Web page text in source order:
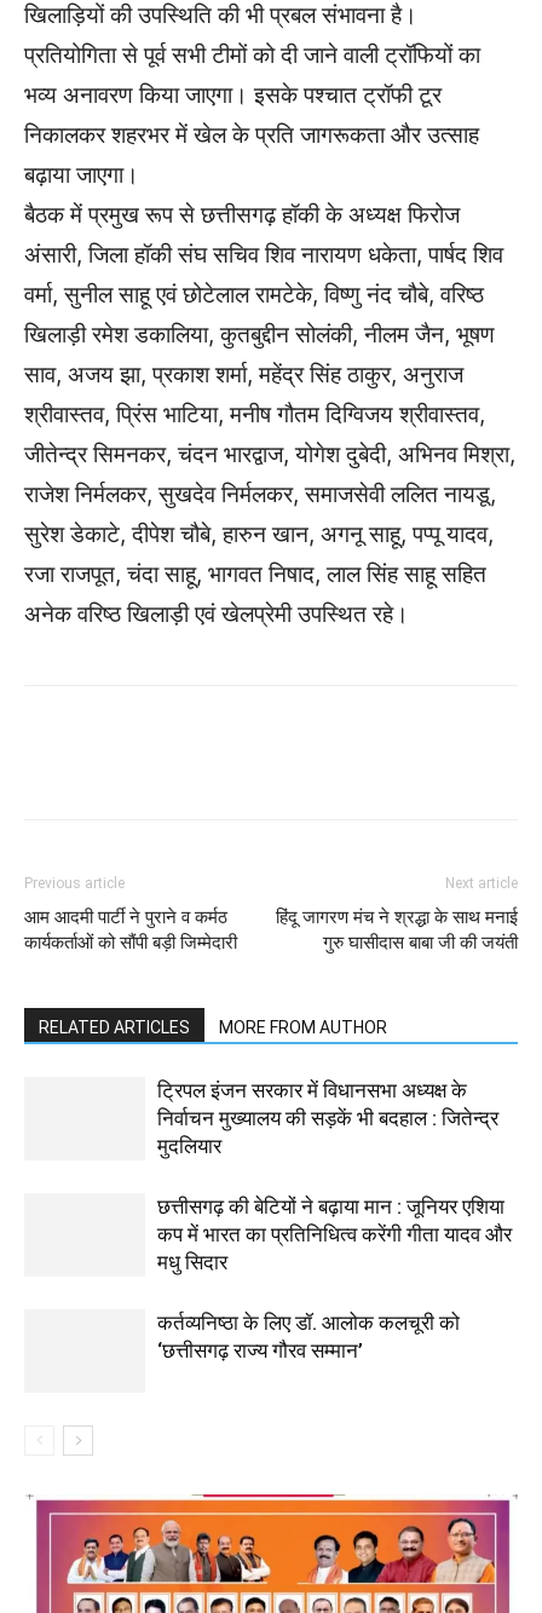
खिलाड़ियों की उपस्थिति की भी प्रबल संभावना है।
प्रतियोगिता से पूर्व सभी टीमों को दी जाने वाली ट्रॉफियों का
भव्य अनावरण किया जाएगा। इसके पश्चात ट्रॉफी टूर
निकालकर शहरभर में खेल के प्रति जागरूकता और उत्साह
बढ़ाया जाएगा।
बैठक में प्रमुख रूप से छत्तीसगढ़ हॉकी के अध्यक्ष फिरोज
अंसारी, जिला हॉकी संघ सचिव शिव नारायण धकेता, पार्षद शिव
वर्मा, सुनील साहू एवं छोटेलाल रामटेके, विष्णु नंद चौबे, वरिष्ठ
खिलाड़ी रमेश डकालिया, कुतबुद्दीन सोलंकी, नीलम जैन, भूषण
साव, अजय झा, प्रकाश शर्मा, महेंद्र सिंह ठाकुर, अनुराज
श्रीवास्तव, प्रिंस भाटिया, मनीष गौतम दिग्विजय श्रीवास्तव,
जीतेन्द्र सिमनकर, चंदन भारद्वाज, योगेश दुबेदी, अभिनव मिश्रा,
राजेश निर्मलकर, सुखदेव निर्मलकर, समाजसेवी ललित नायडू,
सुरेश डेकाटे, दीपेश चौबे, हारुन खान, अगनू साहू, पप्पू यादव,
रजा राजपूत, चंदा साहू, भागवत निषाद, लाल सिंह साहू सहित
अनेक वरिष्ठ खिलाड़ी एवं खेलप्रेमी उपस्थित रहे।
Previous article
आम आदमी पार्टी ने पुराने व कर्मठ
कार्यकर्ताओं को सौंपी बड़ी जिम्मेदारी
Next article
हिंदू जागरण मंच ने श्रद्धा के साथ मनाई
गुरु घासीदास बाबा जी की जयंती
RELATED ARTICLES MORE FROM AUTHOR
ट्रिपल इंजन सरकार में विधानसभा अध्यक्ष के
निर्वाचन मुख्यालय की सड़कें भी बदहाल : जितेन्द्र
मुदलियार
छत्तीसगढ़ की बेटियों ने बढ़ाया मान : जूनियर एशिया
कप में भारत का प्रतिनिधित्व करेंगी गीता यादव और
मधु सिदार
कर्तव्यनिष्ठा के लिए डॉ. आलोक कलचूरी को
‘छत्तीसगढ़ राज्य गौरव सम्मान’